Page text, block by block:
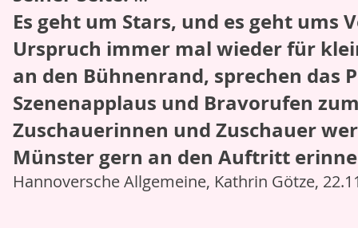
Es geht um Stars, und es geht ums
Urspruch immer mal wieder für
an den Bühnenrand, sprechen
Szenenapplaus und Bravorufen
Zuschauerinnen und Zuschauer
Münster gern an den Auftritt
Hannoversche Allgemeine, Kathrin Götze,